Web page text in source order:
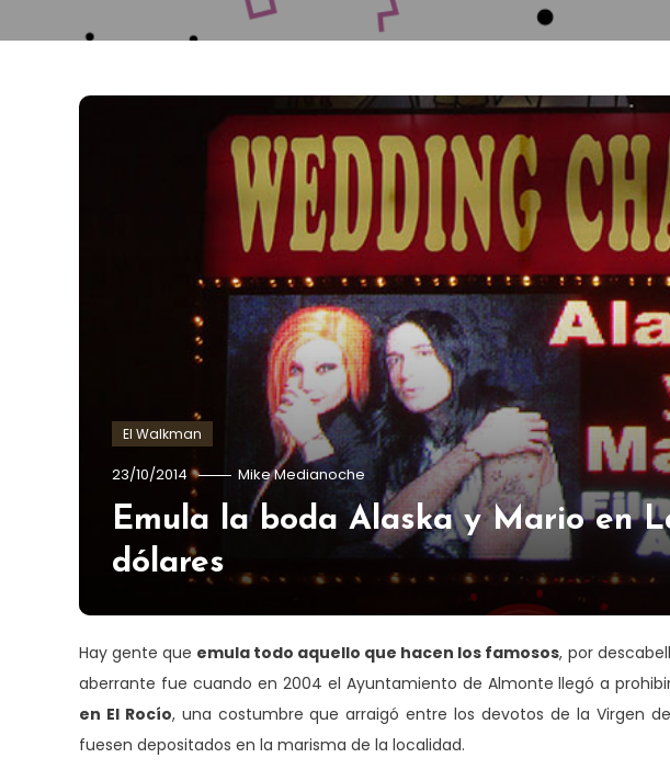
El Walkman
23/10/2014 Mike Medianoche
Emula la boda Alaska y Mario en
dólares
Hay gente que emula todo aquello que hacen los famosos, por
aberrante fue cuando en 2004 el Ayuntamiento de Almonte llegó a
en El Rocío, una costumbre que arraigó entre los devotos de la Virgen
fuesen depositados en la marisma de la localidad.